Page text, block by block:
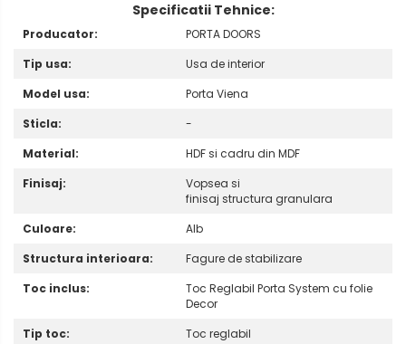
Specificatii Tehnice:
Producator:
PORTA DOORS
Tip usa:
Usa de interior
Model usa:
Porta Viena
Sticla:
-
Material:
HDF si cadru din MDF
Finisaj:
Vopsea si
finisaj structura granulara
Culoare:
Alb
Structura interioara:
Fagure de stabilizare
Toc inclus:
Toc Reglabil Porta System cu folie
Decor
Tip toc:
Toc reglabil